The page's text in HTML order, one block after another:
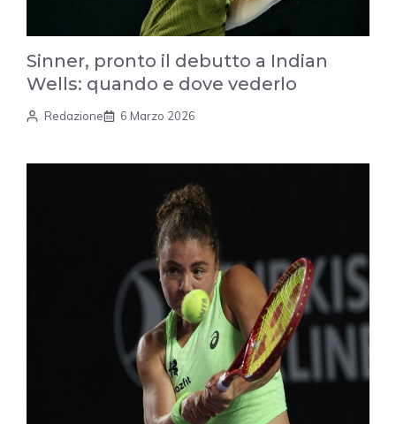
Sinner, pronto il debutto a Indian
Wells: quando e dove vederlo
Redazione 6 Marzo 2026